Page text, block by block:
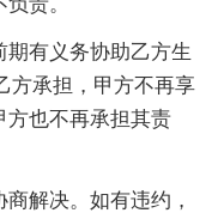
有义务协助乙方生
方承担，甲方不再享
方也不再承担其责
解决。如有违约，